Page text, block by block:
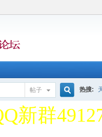
帖子 热搜:
堂2单机
新群